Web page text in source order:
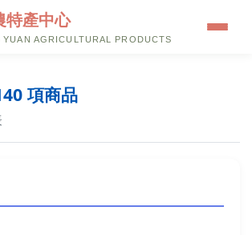
特產中心
AGRICULTURAL PRODUCTS
項商品